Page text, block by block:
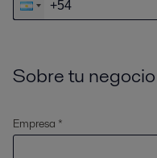
Sobre tu negocio
Empresa *